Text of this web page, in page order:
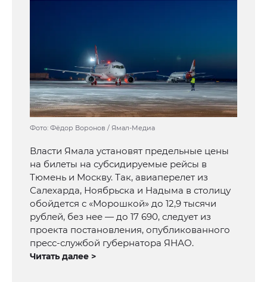
Фото: Фёдор Воронов / Ямал-Медиа
Власти Ямала установят предельные цены
на билеты на субсидируемые рейсы в
Тюмень и Москву. Так, авиаперелет из
Салехарда, Ноябрьска и Надыма в столицу
обойдется с «Морошкой» до 12,9 тысячи
рублей, без нее — до 17 690, следует из
проекта постановления, опубликованного
пресс-службой губернатора ЯНАО.
Читать далее >